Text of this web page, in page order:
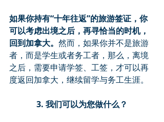
如果你持有“十年往返”的旅游签证，你
可以考虑出境之后，再寻恰当的时机，
回到加拿大。 然而，如果你并不是旅游
者，而是学生或者务工者，那么，离境
之后，需要申请学签、工签，才可以再
度返回加拿大，继续留学与务工生涯。
3. 我们可以为您做什么？